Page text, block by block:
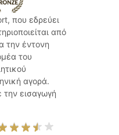
που εδρεύει
από
την έντονη
του
αγορά.
την εισαγωγή